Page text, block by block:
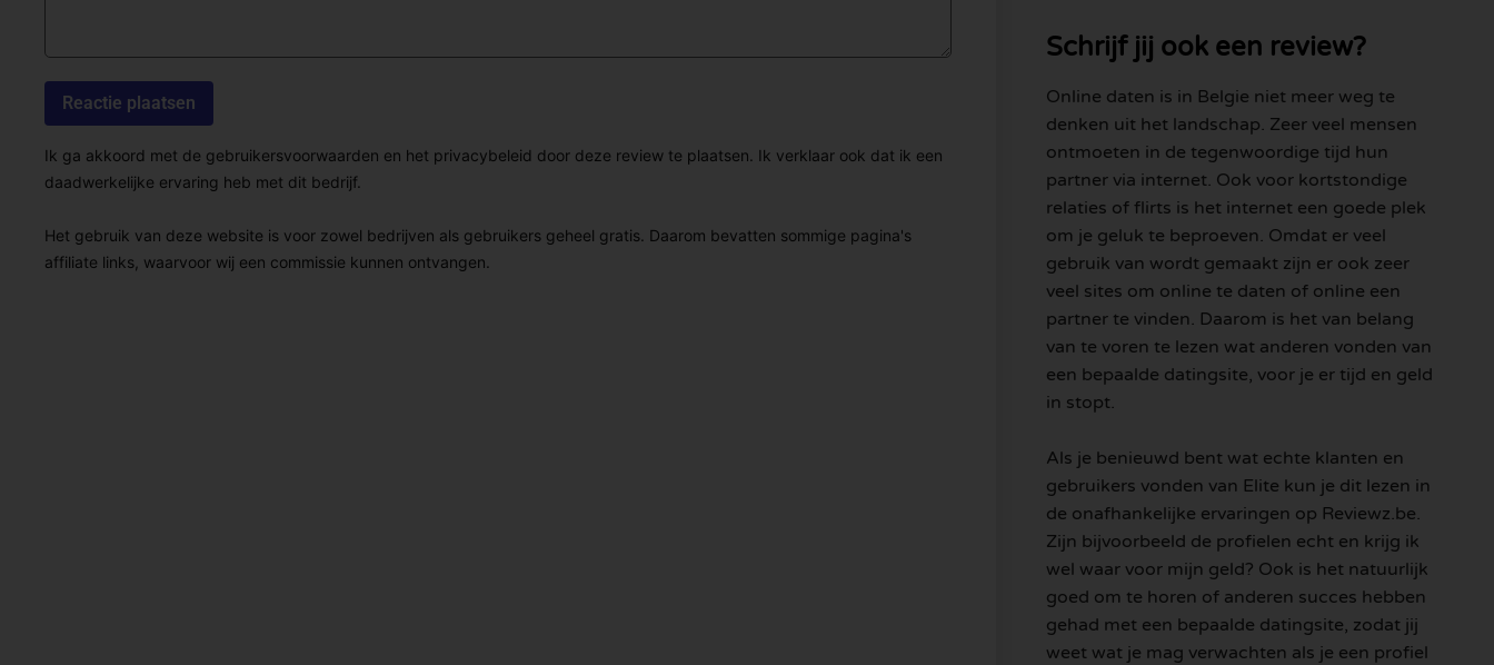
Ik ga akkoord met de gebruikersvoorwaarden en het privacybeleid door deze review te plaatsen. Ik verklaar ook dat ik een
daadwerkelijke ervaring heb met dit bedrijf.
Het gebruik van deze website is voor zowel bedrijven als gebruikers geheel gratis. Daarom bevatten sommige pagina's
affiliate links, waarvoor wij een commissie kunnen ontvangen.
Schrijf jij ook een review?
Online daten is in Belgie niet meer weg te
denken uit het landschap. Zeer veel mensen
ontmoeten in de tegenwoordige tijd hun
partner via internet. Ook voor kortstondige
relaties of flirts is het internet een goede plek
om je geluk te beproeven. Omdat er veel
gebruik van wordt gemaakt zijn er ook zeer
veel sites om online te daten of online een
partner te vinden. Daarom is het van belang
van te voren te lezen wat anderen vonden van
een bepaalde datingsite, voor je er tijd en geld
in stopt.
Als je benieuwd bent wat echte klanten en
gebruikers vonden van Elite kun je dit lezen in
de onafhankelijke ervaringen op Reviewz.be.
Zijn bijvoorbeeld de profielen echt en krijg ik
wel waar voor mijn geld? Ook is het natuurlijk
goed om te horen of anderen succes hebben
gehad met een bepaalde datingsite, zodat jij
weet wat je mag verwachten als je een profiel